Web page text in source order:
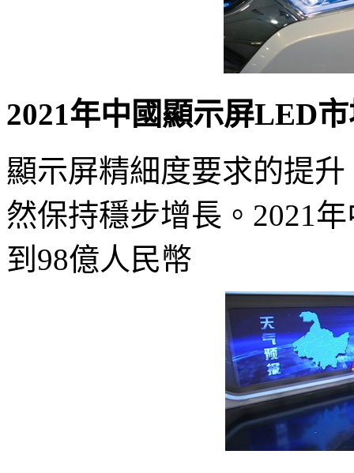
2021年中國顯示屏LED
顯示屏精細度要求的提
然保持穩步增長。2021
到98億人民幣